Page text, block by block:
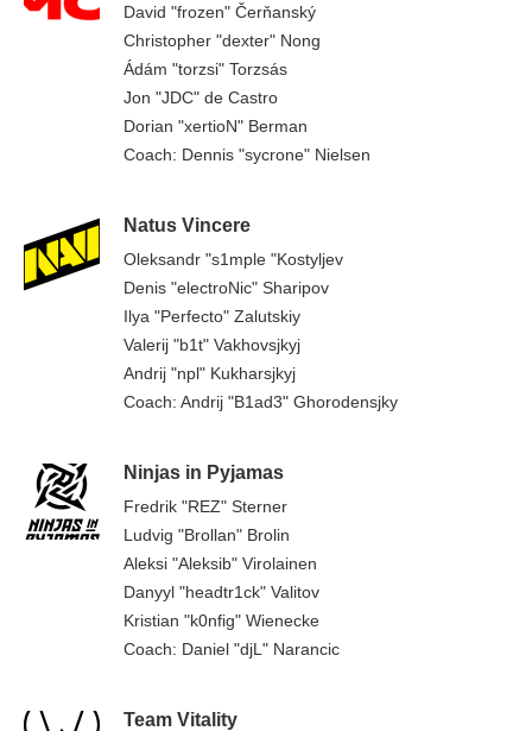
David "frozen" Čerňanský
Christopher "dexter" Nong
Ádám "torzsi" Torzsás
Jon "JDC" de Castro
Dorian "xertioN" Berman
Coach: Dennis "sycrone" Nielsen
Natus Vincere
Oleksandr "s1mple "Kostyljev
Denis "electroNic" Sharipov
Ilya "Perfecto" Zalutskiy
Valerij "b1t" Vakhovsjkyj
Andrij "npl" Kukharsjkyj
Coach: Andrij "B1ad3" Ghorodensjky
Ninjas in Pyjamas
Fredrik "REZ" Sterner
Ludvig "Brollan" Brolin
Aleksi "Aleksib" Virolainen
Danyyl "headtr1ck" Valitov
Kristian "k0nfig" Wienecke
Coach: Daniel "djL" Narancic
Team Vitality